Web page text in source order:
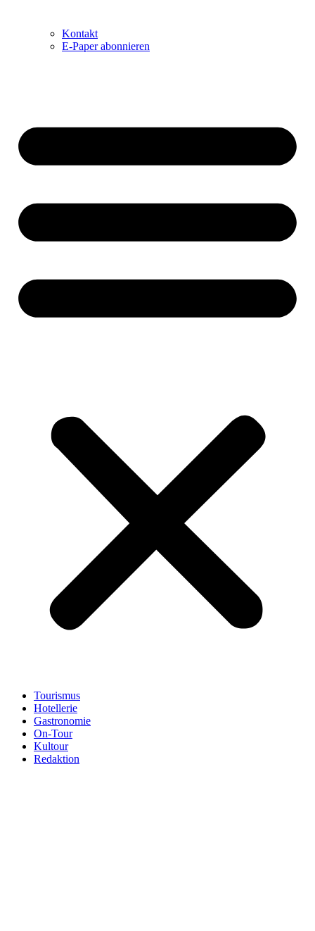
Kontakt
E-Paper abonnieren
Tourismus
Hotellerie
Gastronomie
On-Tour
Kultour
Redaktion